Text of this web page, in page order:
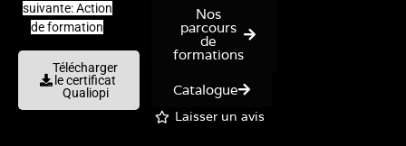
suivante: Action
de formation
Télécharger
le certificat
Qualiopi
Nos
parcours
de
formations
Catalogue
Laisser un avis